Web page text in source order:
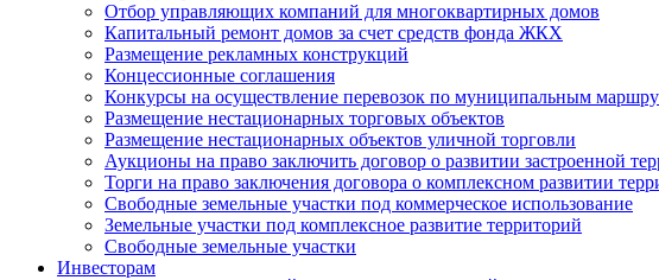
Отбор управляющих компаний для многоквартирных домов
Капитальный ремонт домов за счет средств фонда ЖКХ
Размещение рекламных конструкций
Концессионные соглашения
Конкурсы на осуществление перевозок по муниципальным
Размещение нестационарных торговых объектов
Размещение нестационарных объектов уличной торговли
Аукционы на право заключить договор о развитии застроенной
Торги на право заключения договора о комплексном развитии
Свободные земельные участки под коммерческое использование
Земельные участки под комплексное развитие территорий
Свободные земельные участки
Инвесторам